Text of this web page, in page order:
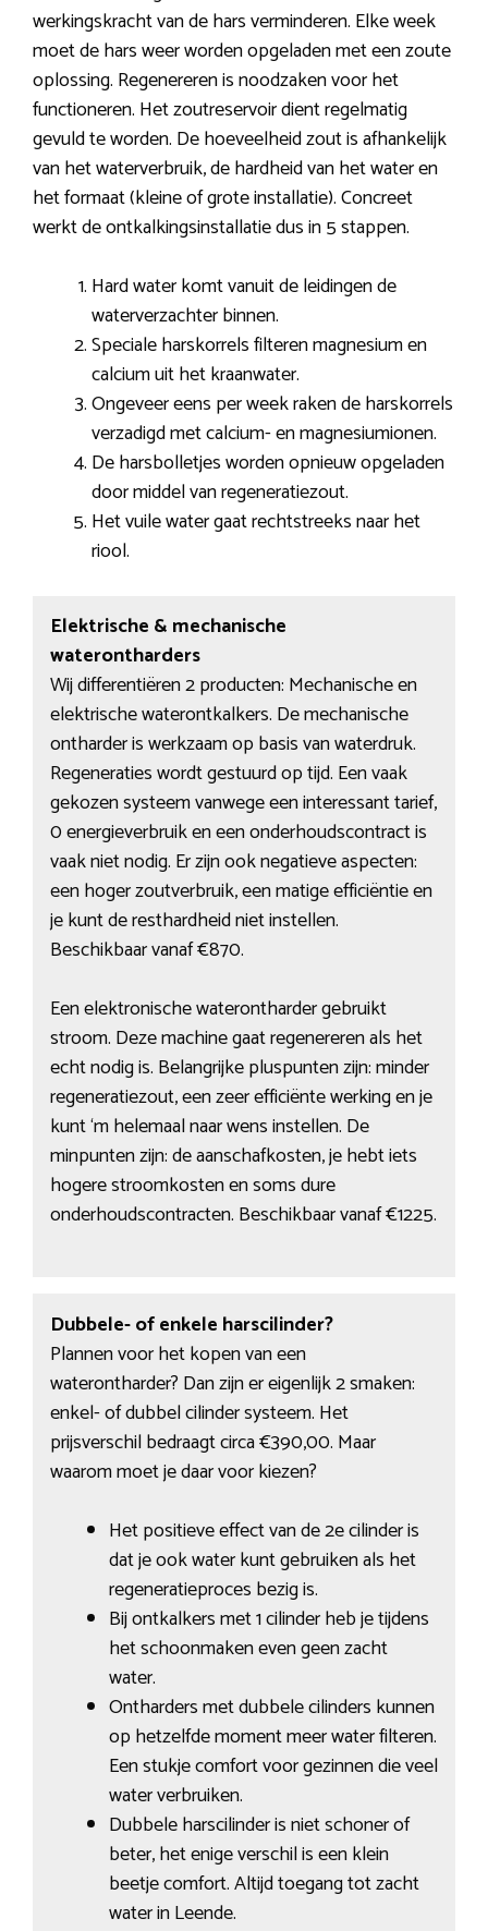
werkingskracht van de hars verminderen. Elke week
moet de hars weer worden opgeladen met een zoute
oplossing. Regenereren is noodzaken voor het
functioneren. Het zoutreservoir dient regelmatig
gevuld te worden. De hoeveelheid zout is afhankelijk
van het waterverbruik, de hardheid van het water en
het formaat (kleine of grote installatie). Concreet
werkt de ontkalkingsinstallatie dus in 5 stappen.
Hard water komt vanuit de leidingen de
waterverzachter binnen.
Speciale harskorrels filteren magnesium en
calcium uit het kraanwater.
Ongeveer eens per week raken de harskorrels
verzadigd met calcium- en magnesiumionen.
De harsbolletjes worden opnieuw opgeladen
door middel van regeneratiezout.
Het vuile water gaat rechtstreeks naar het
riool.
Elektrische & mechanische
waterontharders
Wij differentiëren 2 producten: Mechanische en
elektrische waterontkalkers. De mechanische
ontharder is werkzaam op basis van waterdruk.
Regeneraties wordt gestuurd op tijd. Een vaak
gekozen systeem vanwege een interessant tarief,
0 energieverbruik en een onderhoudscontract is
vaak niet nodig. Er zijn ook negatieve aspecten:
een hoger zoutverbruik, een matige efficiëntie en
je kunt de resthardheid niet instellen.
Beschikbaar vanaf €870.
Een elektronische waterontharder gebruikt
stroom. Deze machine gaat regenereren als het
echt nodig is. Belangrijke pluspunten zijn: minder
regeneratiezout, een zeer efficiënte werking en je
kunt ‘m helemaal naar wens instellen. De
minpunten zijn: de aanschafkosten, je hebt iets
hogere stroomkosten en soms dure
onderhoudscontracten. Beschikbaar vanaf €1225.
Dubbele- of enkele harscilinder?
Plannen voor het kopen van een
waterontharder? Dan zijn er eigenlijk 2 smaken:
enkel- of dubbel cilinder systeem. Het
prijsverschil bedraagt circa €390,00. Maar
waarom moet je daar voor kiezen?
Het positieve effect van de 2e cilinder is
dat je ook water kunt gebruiken als het
regeneratieproces bezig is.
Bij ontkalkers met 1 cilinder heb je tijdens
het schoonmaken even geen zacht
water.
Ontharders met dubbele cilinders kunnen
op hetzelfde moment meer water filteren.
Een stukje comfort voor gezinnen die veel
water verbruiken.
Dubbele harscilinder is niet schoner of
beter, het enige verschil is een klein
beetje comfort. Altijd toegang tot zacht
water in Leende.